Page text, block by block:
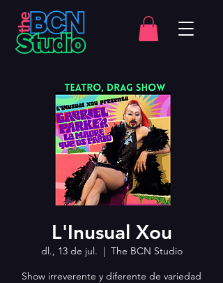
L'Inusual Xou
dl., 13 de jul.
  |
The BCN Studio
Show irreverente y diferente de variedad